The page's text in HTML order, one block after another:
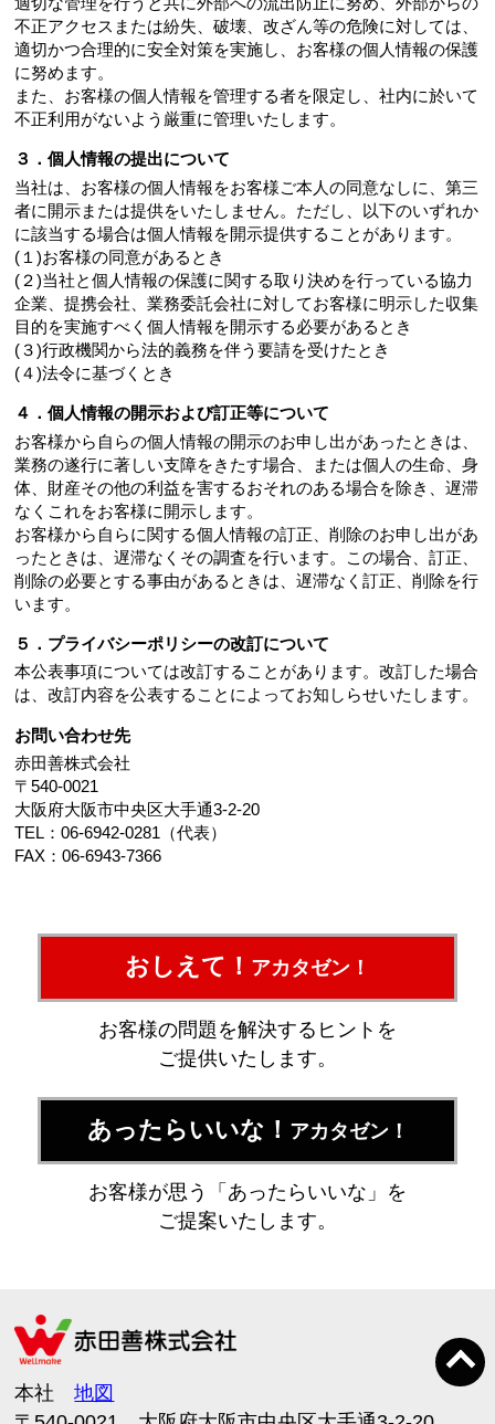
不正アクセスまたは紛失、破壊、改ざん等の危険に対しては、
適切かつ合理的に安全対策を実施し、お客様の個人情報の保護
に努めます。
また、お客様の個人情報を管理する者を限定し、社内に於いて
不正利用がないよう厳重に管理いたします。
３．個人情報の提出について
当社は、お客様の個人情報をお客様ご本人の同意なしに、第三
者に開示または提供をいたしません。ただし、以下のいずれか
に該当する場合は個人情報を開示提供することがあります。
(１)お客様の同意があるとき
(２)当社と個人情報の保護に関する取り決めを行っている協力
企業、提携会社、業務委託会社に対してお客様に明示した収集
目的を実施すべく個人情報を開示する必要があるとき
(３)行政機関から法的義務を伴う要請を受けたとき
(４)法令に基づくとき
４．個人情報の開示および訂正等について
お客様から自らの個人情報の開示のお申し出があったときは、
業務の遂行に著しい支障をきたす場合、または個人の生命、身
体、財産その他の利益を害するおそれのある場合を除き、遅滞
なくこれをお客様に開示します。
お客様から自らに関する個人情報の訂正、削除のお申し出があ
ったときは、遅滞なくその調査を行います。この場合、訂正、
削除の必要とする事由があるときは、遅滞なく訂正、削除を行
います。
５．プライバシーポリシーの改訂について
本公表事項については改訂することがあります。改訂した場合
は、改訂内容を公表することによってお知しらせいたします。
お問い合わせ先
赤田善株式会社
〒540-0021
大阪府大阪市中央区大手通3-2-20
TEL：06-6942-0281（代表）
FAX：06-6943-7366
おしえて！ アカタゼン！
お客様の問題を解決するヒントを
ご提供いたします。
あったらいいな！ アカタゼン！
お客様が思う「あったらいいな」を
ご提案いたします。
本社地図